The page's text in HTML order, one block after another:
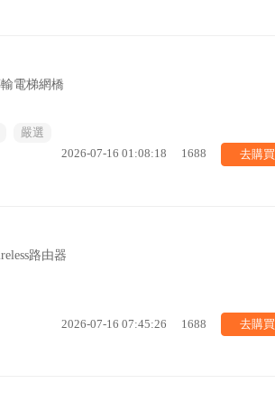
電梯網橋
嚴選
2026-07-16 01:08:18 1688 去購買
路由器
2026-07-16 07:45:26 1688 去購買